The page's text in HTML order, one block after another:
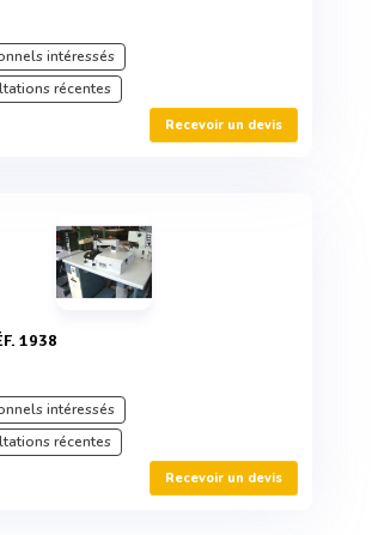
intéressés
récentes
Recevoir un devis
1938
intéressés
récentes
Recevoir un devis